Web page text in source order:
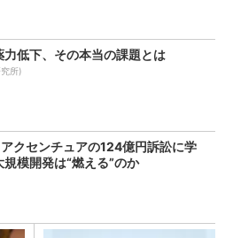
力低下、その本当の課題とは
所)
クセンチュアの124億円訴訟に学
模開発は“燃える”のか